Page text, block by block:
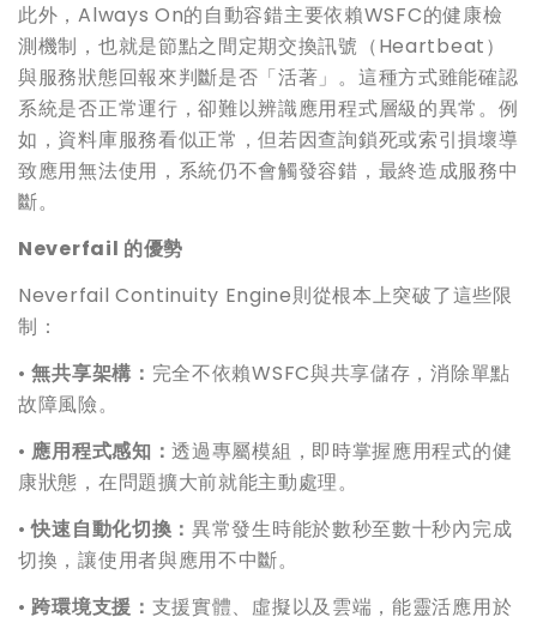
此外，Always On的自動容錯主要依賴WSFC的健康檢
測機制，也就是節點之間定期交換訊號（Heartbeat）
與服務狀態回報來判斷是否「活著」。這種方式雖能確認
系統是否正常運行，卻難以辨識應用程式層級的異常。例
如，資料庫服務看似正常，但若因查詢鎖死或索引損壞導
致應用無法使用，系統仍不會觸發容錯，最終造成服務中
斷。
Neverfail 的優勢
Neverfail Continuity Engine則從根本上突破了這些限
制：
•無共享架構： 完全不依賴WSFC與共享儲存，消除單點
故障風險。
•應用程式感知：透過專屬模組，即時掌握應用程式的健
康狀態，在問題擴大前就能主動處理。
•快速自動化切換：異常發生時能於數秒至數十秒內完成
切換，讓使用者與應用不中斷。
•跨環境支援： 支援實體、虛擬以及雲端，能靈活應用於